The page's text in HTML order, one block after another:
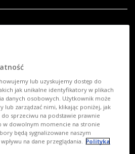
lub uzyskujemy dostęp do
jak unikalne identyfikatory w plikach
danych osobowych. Użytkownik może
lub zarządzać nimi, klikając poniżej, jak
sprzeciwu na podstawie prawnie
w dowolnym momencie na stronie
będą sygnalizowane naszym
na dane przeglądania.
Polityka